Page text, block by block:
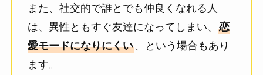
また、社交的で誰とでも仲良くなれる人
は、異性ともすぐ友達になってしまい、 恋
愛モードになりにくい、という場合もあり
ます。